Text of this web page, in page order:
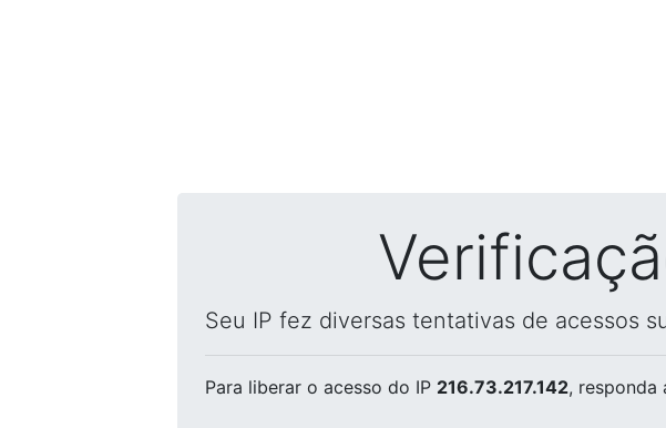
Seu IP fez diversas tentativas de acessos
Para liberar o acesso do IP 216.73.217.142, responda